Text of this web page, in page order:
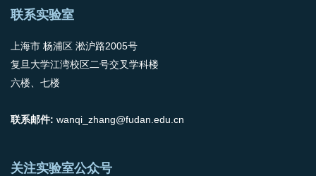
联系实验室
上海市 杨浦区 淞沪路2005号
复旦大学江湾校区二号交叉学科楼
六楼、七楼
联系邮件: wanqi_zhang@fudan.edu.cn
关注实验室公众号